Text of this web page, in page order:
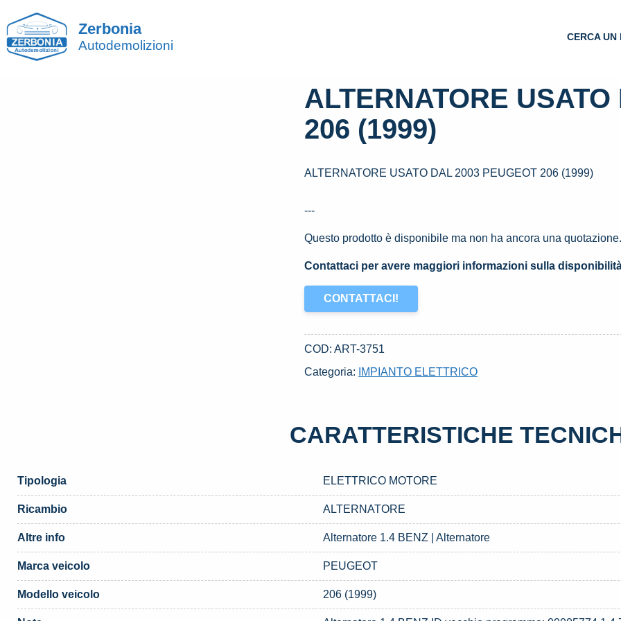
Zerbonia
Autodemolizioni
CERCA UN
ALTERNATORE
206 (1999)
ALTERNATORE USATO DAL 2003 PEUGEOT 206 (1999)
---
Questo prodotto è disponibile ma non ha ancora una
Contattaci per avere maggiori informazioni sulla
CONTATTACI!
COD:ART-3751
Categoria:
IMPIANTO ELETTRICO
CARATTERISTICHE
Tipologia ELETTRICO MOTORE
Ricambio ALTERNATORE
Altre info Alternatore 1.4 BENZ | Alternatore
Marca veicolo PEUGEOT
Modello veicolo 206 (1999)